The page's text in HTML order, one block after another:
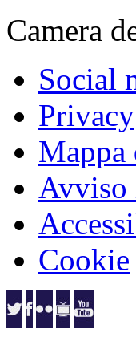
Camera
Social
Privacy
Mappa
Avviso
Cookie